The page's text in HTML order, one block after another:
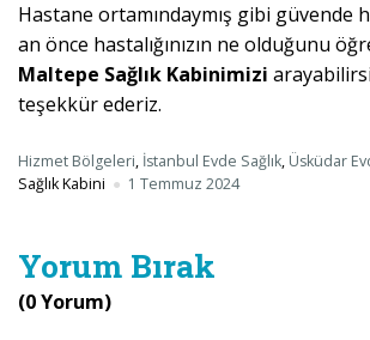
Hastane ortamındaymış gibi güvende
an önce hastalığınızın ne olduğunu
Maltepe Sağlık Kabinimizi
teşekkür ederiz.
Hizmet Bölgeleri, İstanbul Evde Sağlık, Üsküdar
Sağlık Kabini
1 Temmuz 2024
Yorum Bırak
(0 Yorum)